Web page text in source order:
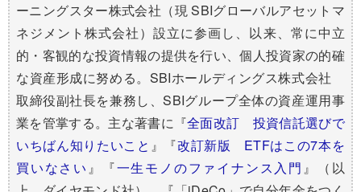
ーニングスター株式会社（現 SBIグローバルアセットマ
ネジメント株式会社）設立に参画し、以来、常に中立
的・客観的な投資情報の提供を行い、個人投資家の的確
な資産形成に努める。SBIホールディングス株式会社
取締役副社長を兼務し、SBIグループ全体の資産運用事
業を管掌する。主な著書に『全面改訂 投資信託選びで
いちばん知りたいこと 』『改訂新版 ETFはこの7本を
買いなさい 』『一生モノのファイナンス入門 』（以